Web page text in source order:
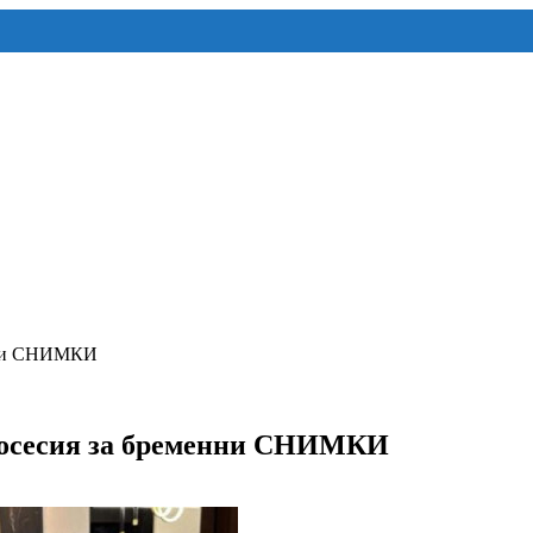
СНИМКИ
за бременни СНИМКИ